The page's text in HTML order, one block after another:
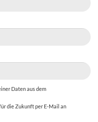
Daten aus dem
die Zukunft per E-Mail an